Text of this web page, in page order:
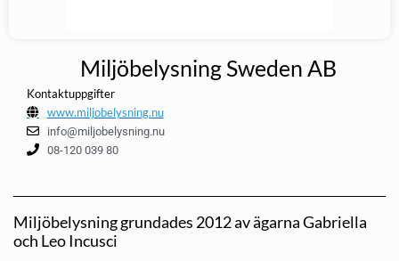
Miljöbelysning Sweden AB
Kontaktuppgifter
www.miljobelysning.nu
info@miljobelysning.nu
08-120 039 80
Miljöbelysning grundades 2012 av ägarna Gabriella
och Leo Incusci